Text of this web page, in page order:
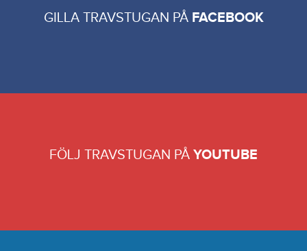
GILLA TRAVSTUGAN PÅ FACEBOOK
FÖLJ TRAVSTUGAN PÅ YOUTUBE